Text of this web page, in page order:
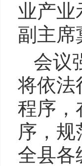
业产业
副主席
会议
将依法
程序，
序，
全县各